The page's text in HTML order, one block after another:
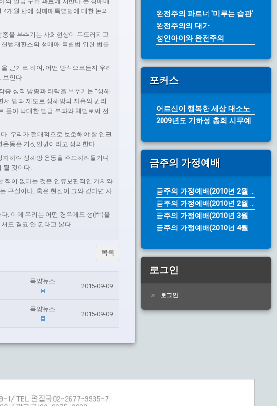
4개월 만에 성매매특별법에 대한 논의
종을 부추기는 사회현상이 두드러지고
법재판소의 성매매 특별법 위헌 법률
근거로 하여, 어떤 방식으로든지 우리
보인다.
성적 방종과 타락을 부추기는 “성해
서 법과 제도로 성해방의 자유와 권리
몰아 막대한 벌금 부과와 체벌로써 전
. 우리가 절대적으로 보호해야 할 인권
운동은 거짓인권이라고 정의한다.
하여 성해방 운동을 주도하려들거나
될 것이다.
적이 없다는 것은 인류보편적인 가치와
구실이나, 혹은 현실이 그와 같다면 사
. 이에 우리는 어떤 경우에도 성(性)을
도 결코 안 된다고 본다.
목록
목양뉴스
2015-09-09
목양뉴스
2015-09-09
완전주의 파트너 '미루는 습관'
완전주의의 대가
성인아이와 완전주의
포커스
어르신이 행복한 세상 대소노인복지센터...
2009년도 기하성 총회 시무예배 성...
금주의 가정예배
금주의 가정예배(2010년 2월 28...
금주의 가정예배(2010년 2월 14...
금주의 가정예배(2010년 3월 28...
금주의 가정예배(2010년 4월 4일...
로그인
로그인